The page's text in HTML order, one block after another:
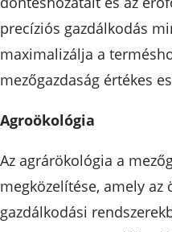
precíziós gazdálkodás
maximalizálja a
mezőgazdaság értékes
Agroökológia
Az agrárökológia a
megközelítése, amely
gazdálkodási